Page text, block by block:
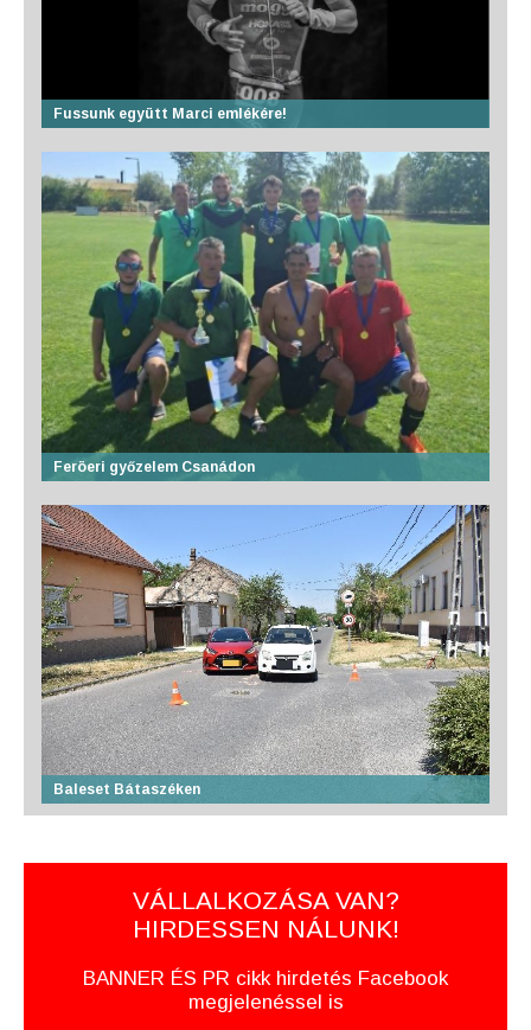
Fussunk együtt Marci emlékére!
Feröeri győzelem Csanádon
Baleset Bátaszéken
VÁLLALKOZÁSA VAN?
HIRDESSEN NÁLUNK!
BANNER ÉS PR cikk hirdetés Facebook
megjelenéssel is